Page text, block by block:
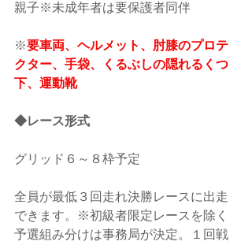
親子※未成年者は要保護者同伴
※要車両、ヘルメット、肘膝のプロテ
クター、手袋、くるぶしの隠れるくつ
下、運動靴
◆レース形式
グリッド６～８枠予定
全員が最低３回走れ決勝レースに出走
できます。※初級者限定レースを除く
予選組み分けは事務局が決定。１回戦